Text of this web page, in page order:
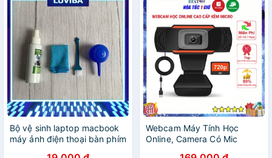
Bộ vệ sinh laptop macbook
máy ảnh điện thoại bàn phím
Webcam Máy Tính Học
Online, Camera Có Mic